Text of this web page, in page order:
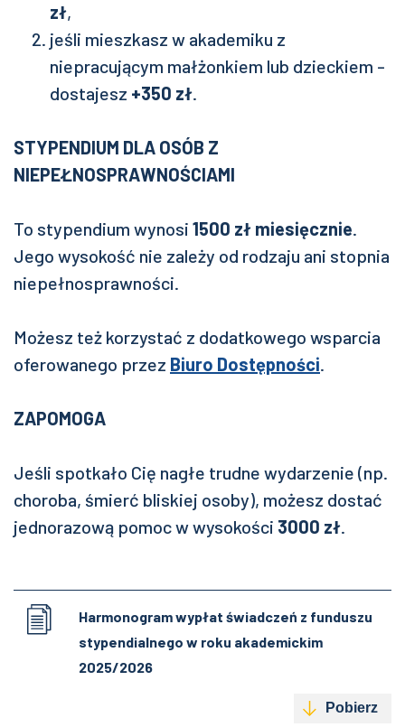
zł,
jeśli mieszkasz w akademiku z
niepracującym małżonkiem lub dzieckiem -
dostajesz +350 zł.
STYPENDIUM DLA OSÓB Z
NIEPEŁNOSPRAWNOŚCIAMI
To stypendium wynosi 1500 zł miesięcznie.
Jego wysokość nie zależy od rodzaju ani stopnia
niepełnosprawności.
Możesz też korzystać z dodatkowego wsparcia
oferowanego przez Biuro Dostępności.
ZAPOMOGA
Jeśli spotkało Cię nagłe trudne wydarzenie (np.
choroba, śmierć bliskiej osoby), możesz dostać
jednorazową pomoc w wysokości 3000 zł.
Harmonogram wypłat świadczeń z funduszu
stypendialnego w roku akademickim
2025/2026
Pobierz